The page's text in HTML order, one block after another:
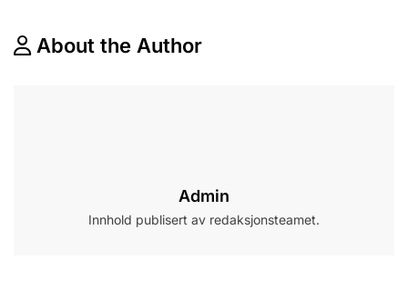
About the Author
Admin
Innhold publisert av redaksjonsteamet.